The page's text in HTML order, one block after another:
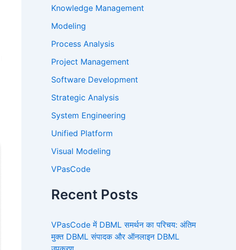
Knowledge Management
Modeling
Process Analysis
Project Management
Software Development
Strategic Analysis
System Engineering
Unified Platform
Visual Modeling
VPasCode
Recent Posts
VPasCode में DBML समर्थन का परिचय: अंतिम
मुक्त DBML संपादक और ऑनलाइन DBML